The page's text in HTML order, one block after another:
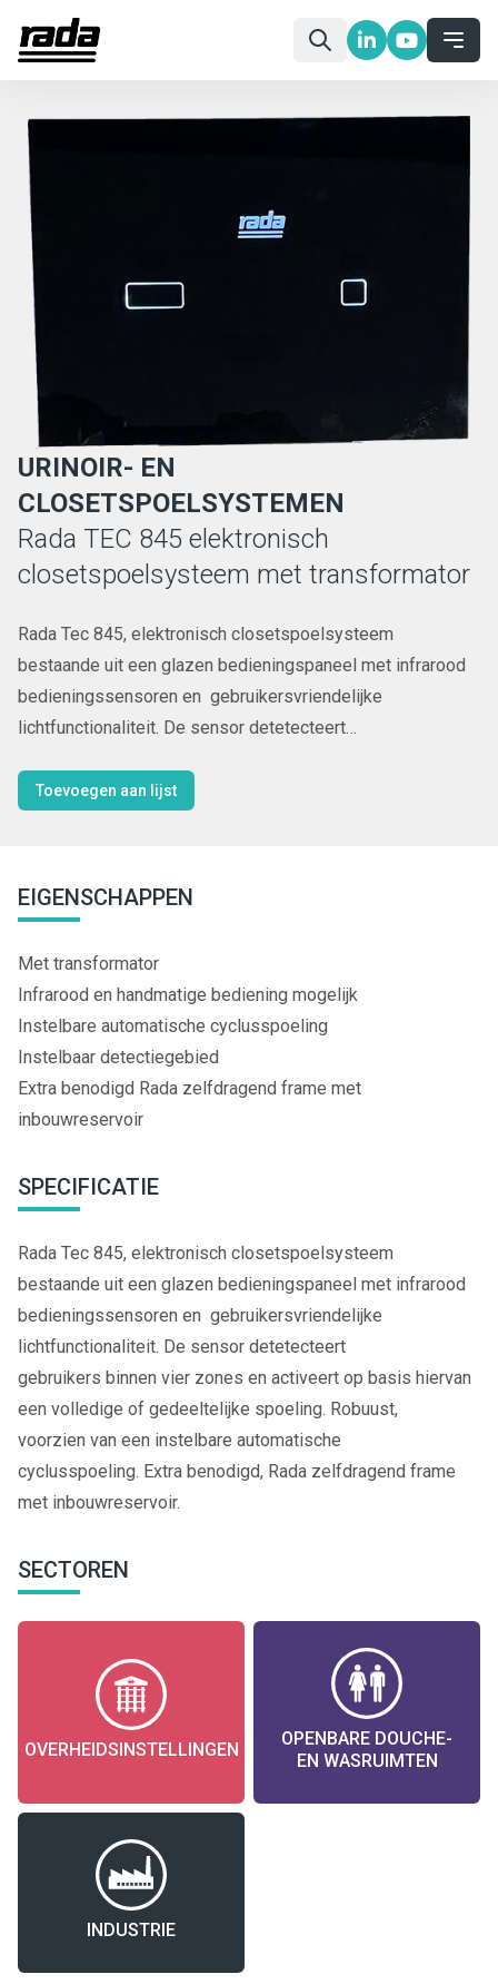
URINOIR- EN
CLOSETSPOELSYSTEMEN
Rada TEC 845 elektronisch
closetspoelsysteem met transformator
Rada Tec 845, elektronisch closetspoelsysteem
bestaande uit een glazen bedieningspaneel met infrarood
bedieningssensoren en gebruikersvriendelijke
lichtfunctionaliteit. De sensor detetecteert
een volledige of gedeeltelijke spoeling. Robuust,
met inbouwreservoir.
Toevoegen aan lijst
EIGENSCHAPPEN
Met transformator
Infrarood en handmatige bediening mogelijk
Instelbare automatische cyclusspoeling
Instelbaar detectiegebied
Extra benodigd Rada zelfdragend frame met
inbouwreservoir
SPECIFICATIE
Rada Tec 845, elektronisch closetspoelsysteem
bestaande uit een glazen bedieningspaneel met infrarood
bedieningssensoren en gebruikersvriendelijke
lichtfunctionaliteit. De sensor detetecteert
gebruikers binnen vier zones en activeert op basis hiervan
een volledige of gedeeltelijke spoeling. Robuust,
voorzien van een instelbare automatische
cyclusspoeling. Extra benodigd, Rada zelfdragend frame
met inbouwreservoir.
SECTOREN
OVERHEIDSINSTELLINGEN
OPENBARE DOUCHE-
EN WASRUIMTEN
INDUSTRIE